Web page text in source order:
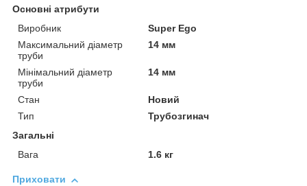
Основні атрибути
Виробник
Super Ego
Максимальний діаметр
труби
14 мм
Мінімальний діаметр
труби
14 мм
Стан
Новий
Тип
Трубозгинач
Загальні
Вага
1.6 кг
Приховати